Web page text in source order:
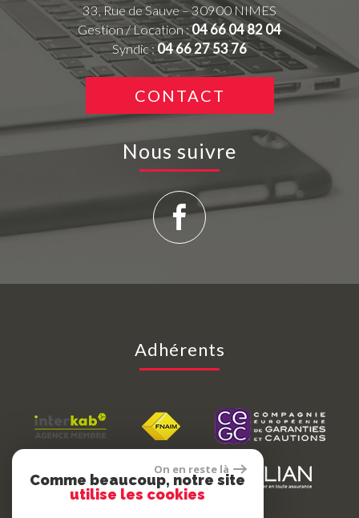
33, Rue de Sauve – 30900 NIMES
Gestion / Location :04 66 04 82 04
Syndic :04 66 27 53 76
CONTACT
Nous suivre
Adhérents
On en reste là
Comme beaucoup, notre site
utilise les cookies